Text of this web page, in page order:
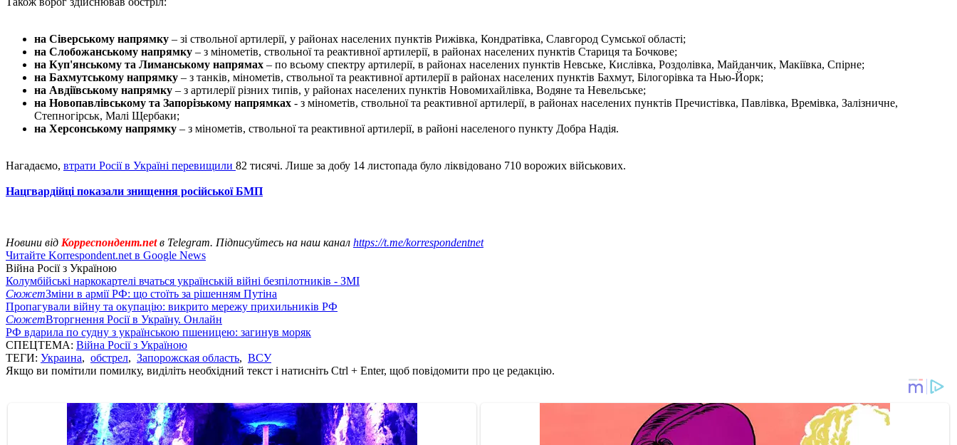
на Сіверському напрямку – зі ствольної артилерії, у районах населених пунктів Рижівка, Кондратівка, Славгород Сумської області;
на Слобожанському напрямку – з мінометів, ствольної та реактивної артилерії, в районах населених пунктів Стариця та Бочкове;
на Куп'янському та Лиманському напрямах – по всьому спектру артилерії, в районах населених пунктів Невське, Кислівка, Роздолівка, Майданчик, Макіївка, Спірне;
на Бахмутському напрямку – з танків, мінометів, ствольної та реактивної артилерії в районах населених пунктів Бахмут, Білогорівка та Нью-Йорк;
на Авдіївському напрямку – з артилерії різних типів, у районах населених пунктів Новомихайлівка, Водяне та Невельське;
на Новопавлівському та Запорізькому напрямках - з мінометів, ствольної та реактивної артилерії, в районах населених пунктів Пречистівка, Павлівка, Времівка, Залізничне,
Степногірськ, Малі Щербаки;
на Херсонському напрямку – з мінометів, ствольної та реактивної артилерії, в районі населеного пункту Добра Надія.
Нагадаємо, втрати Росії в Україні перевищили 82 тисячі. Лише за добу 14 листопада було ліквідовано 710 ворожих військових.
Нацгвардійці показали знищення російської БМП
Новини від Корреспондент.netв Telegram. Підписуйтесь на наш канал https://t.me/korrespondentnet
Читайте Korrespondent.net в Google News
Війна Росії з Україною
Колумбійські наркокартелі вчаться українській війні безпілотників - ЗМІ
СюжетЗміни в армії РФ: що стоїть за рішенням Путіна
Пропагували війну та окупацію: викрито мережу прихильників РФ
СюжетВторгнення Росії в Україну. Онлайн
РФ вдарила по судну з українською пшеницею: загинув моряк
СПЕЦТЕМА: Війна Росії з Україною
ТЕГИ: Украина, обстрел, Запорожская область, ВСУ
Якщо ви помітили помилку, виділіть необхідний текст і натисніть Ctrl + Enter, щоб повідомити про це редакцію.